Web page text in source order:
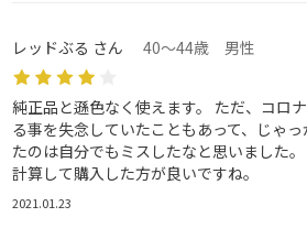
レッドぶる さん 40～44歳 男性
純正品と遜色なく使えます。 ただ、コロ
る事を失念していたこともあって、じゃ
たのは自分でもミスしたなと思いました
計算して購入した方が良いですね。
2021.01.23